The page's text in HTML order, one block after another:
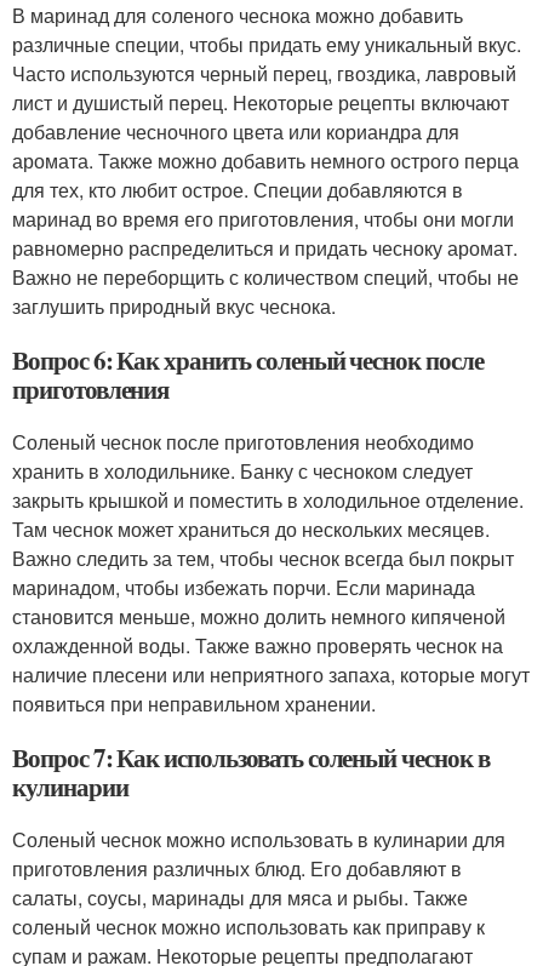
В маринад для соленого чеснока можно добавить
различные специи, чтобы придать ему уникальный вкус.
Часто используются черный перец, гвоздика, лавровый
лист и душистый перец. Некоторые рецепты включают
добавление чесночного цвета или кориандра для
аромата. Также можно добавить немного острого перца
для тех, кто любит острое. Специи добавляются в
маринад во время его приготовления, чтобы они могли
равномерно распределиться и придать чесноку аромат.
Важно не переборщить с количеством специй, чтобы не
заглушить природный вкус чеснока.
Вопрос 6: Как хранить соленый чеснок после
приготовления
Соленый чеснок после приготовления необходимо
хранить в холодильнике. Банку с чесноком следует
закрыть крышкой и поместить в холодильное отделение.
Там чеснок может храниться до нескольких месяцев.
Важно следить за тем, чтобы чеснок всегда был покрыт
маринадом, чтобы избежать порчи. Если маринада
становится меньше, можно долить немного кипяченой
охлажденной воды. Также важно проверять чеснок на
наличие плесени или неприятного запаха, которые могут
появиться при неправильном хранении.
Вопрос 7: Как использовать соленый чеснок в
кулинарии
Соленый чеснок можно использовать в кулинарии для
приготовления различных блюд. Его добавляют в
салаты, соусы, маринады для мяса и рыбы. Также
соленый чеснок можно использовать как приправу к
супам и ражам. Некоторые рецепты предполагают